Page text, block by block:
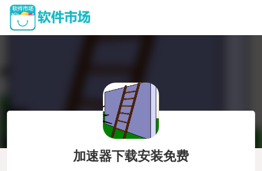
加速器下载安装免费